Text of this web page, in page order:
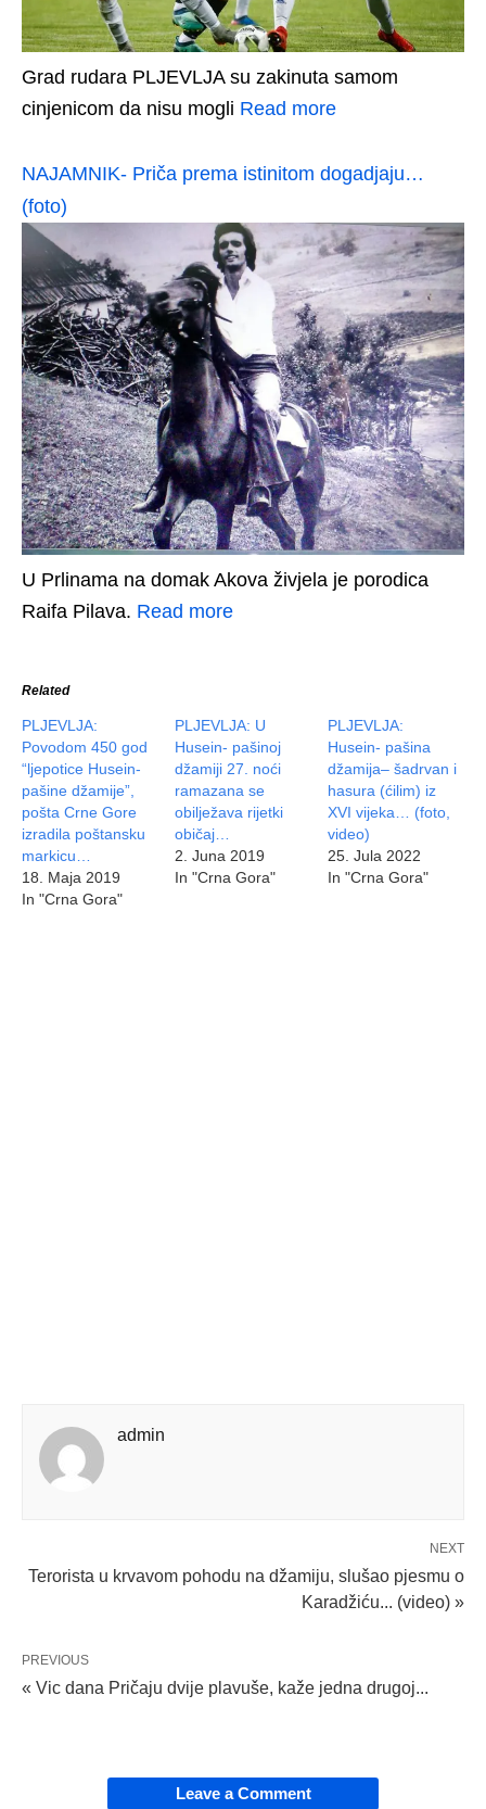
Grad rudara PLJEVLJA su zakinuta samom
cinjenicom da nisu mogli Read more
NAJAMNIK- Priča prema istinitom dogadjaju…
(foto)
U Prlinama na domak Akova živjela je porodica
Raifa Pilava. Read more
Related
PLJEVLJA:
Povodom 450 god
“ljepotice Husein-
pašine džamije”,
pošta Crne Gore
izradila poštansku
markicu…
18. Maja 2019
In "Crna Gora"
PLJEVLJA: U
Husein- pašinoj
džamiji 27. noći
ramazana se
obilježava rijetki
običaj…
2. Juna 2019
In "Crna Gora"
PLJEVLJA:
Husein- pašina
džamija– šadrvan i
hasura (ćilim) iz
XVI vijeka… (foto,
video)
25. Jula 2022
In "Crna Gora"
admin
NEXT
Terorista u krvavom pohodu na džamiju, slušao pjesmu o
Karadžiću... (video) »
PREVIOUS
« Vic dana Pričaju dvije plavuše, kaže jedna drugoj...
Leave a Comment